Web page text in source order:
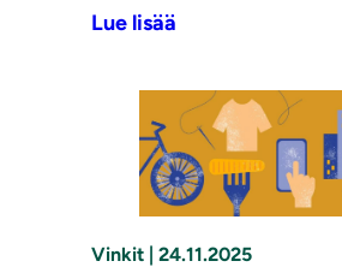
Lue lisää
Vinkit | 24.11.2025